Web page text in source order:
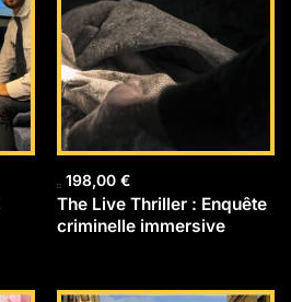
198,00 €
The Live Thriller : Enquête
criminelle immersive